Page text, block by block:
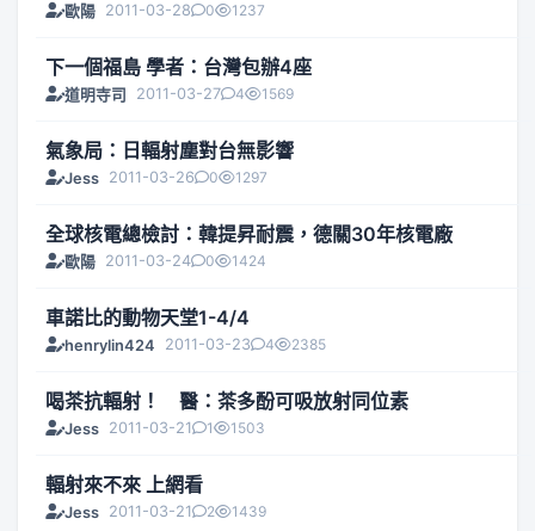
歐陽 2011-03-28 0 1237
下一個福島 學者：台灣包辦4座
道明寺司 2011-03-27 4 1569
氣象局：日輻射塵對台無影響
Jess 2011-03-26 0 1297
全球核電總檢討：韓提昇耐震，德關30年核電廠
歐陽 2011-03-24 0 1424
車諾比的動物天堂1-4/4
henrylin424 2011-03-23 4 2385
喝茶抗輻射！ 醫：茶多酚可吸放射同位素
Jess 2011-03-21 1 1503
輻射來不來 上網看
Jess 2011-03-21 2 1439